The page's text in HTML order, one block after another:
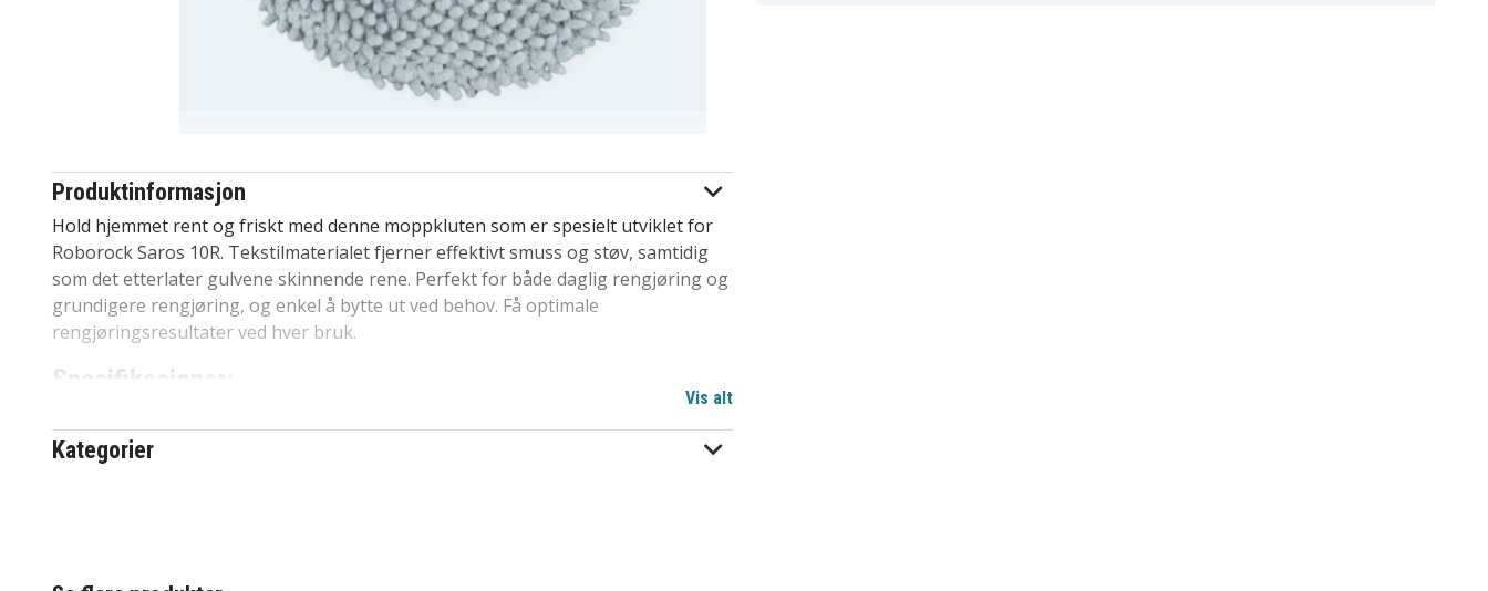
Produktinformasjon
Hold hjemmet rent og friskt med denne moppkluten som er spesielt utviklet for
Roborock Saros 10R. Tekstilmaterialet fjerner effektivt smuss og støv, samtidig
som det etterlater gulvene skinnende rene. Perfekt for både daglig rengjøring og
grundigere rengjøring, og enkel å bytte ut ved behov. Få optimale
rengjøringsresultater ved hver bruk.
Spesifikasjoner:
Antall i pakken:
Kompatibel med:
Effektiv smussoppsamling for skinnende rene gulv
Vis alt
Kategorier